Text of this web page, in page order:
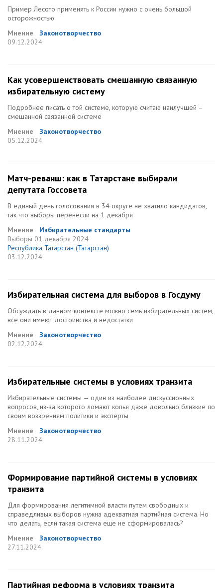
Пример Лесото применять к России нужно с очень большой
осторожностью
Мнение
Законотворчество
09.12.2024
Как усовершенствовать смешанную связанную
избирательную систему
Подробнее писать о той системе, которую считаю наилучшей –
смешанной связанной системе
Мнение
Законотворчество
05.12.2024
Матч-реванш: как в Татарстане выбирали
депутата Госсовета
В единый день голосования в 34 округе не хватило кандидатов,
так что выборы перенесли на 1 декабря
Мнение
Избирательные стандарты
Выборы 01 декабря 2024
Республика Татарстан (Татарстан)
03.12.2024
Избирательная система для выборов в Госдуму
Обсуждать в данном контексте можно семь избирательных систем,
все они имеют достоинства и недостатки
Мнение
Законотворчество
02.12.2024
Избирательные системы в условиях транзита
Избирательные системы — один из наиболее дискуссионных
вопросов, из-за которого ломают копья даже довольно близкие по
своим воззрениям политики и эксперты
Мнение
Законотворчество
28.11.2024
Формирование партийной системы в условиях
транзита
Для формирования легитимной власти путем свободных и
справедливых выборов нужна адекватная партийная система. Но
что делать, если такая система еще не сформировалась?
Мнение
Законотворчество
27.11.2024
Партийная реформа в условиях транзита